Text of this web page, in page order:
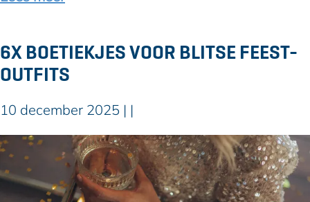
e
o
n
o
A
l
p
h
n
a
k
e
v
o
r
d
e
6X BOETIEKJES VOOR BLITSE FEEST-
OUTFITS
10 december 2025 | |
6
b
o